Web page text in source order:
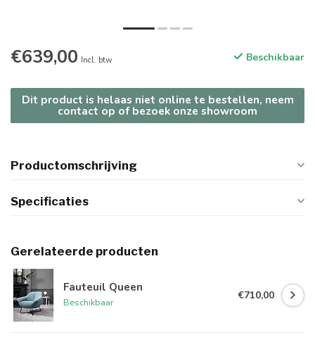
€639,00 Incl. btw Beschikbaar
Dit product is helaas niet online te bestellen, neem
contact op of bezoek onze showroom
Productomschrijving
Specificaties
Gerelateerde producten
Fauteuil Queen
Beschikbaar
€710,00